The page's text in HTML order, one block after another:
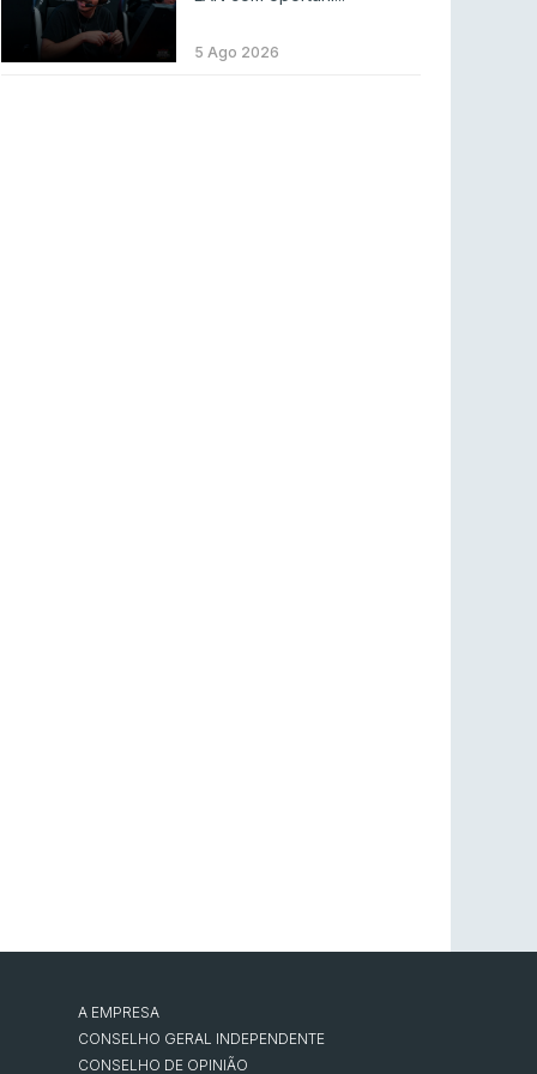
MOUZ surpreende Spirit para vencer BLAST
Bounty
5 Ago 2026
A EMPRESA
CONSELHO GERAL INDEPENDENTE
CONSELHO DE OPINIÃO